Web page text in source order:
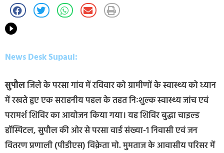
News Desk Supaul:
सुपौलजिले के परसा गांव में रविवार को ग्रामीणों के स्वास्थ्य को ध्यान
में रखते हुए एक सराहनीय पहल के तहत निःशुल्क स्वास्थ्य जांच एवं
परामर्श शिविर का आयोजन किया गया। यह शिविर बुद्धा चाइल्ड
हॉस्पिटल, सुपौल की ओर से परसा वार्ड संख्या-1 निवासी एवं जन
वितरण प्रणाली (पीडीएस) विक्रेता मो. मुमताज के आवासीय परिसर में